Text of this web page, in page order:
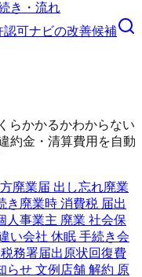
き・流れ
認可ナビの改善候補
らかかるかわからない
約金・清算費用を自動
廃業届 出し忘れ廃業
き 廃業時 消費税 届出
人事業主 廃業 社会保
い会社 休眠 手続き会
税務署届出 原状回復費
らせ 文例 店舗 解約 原